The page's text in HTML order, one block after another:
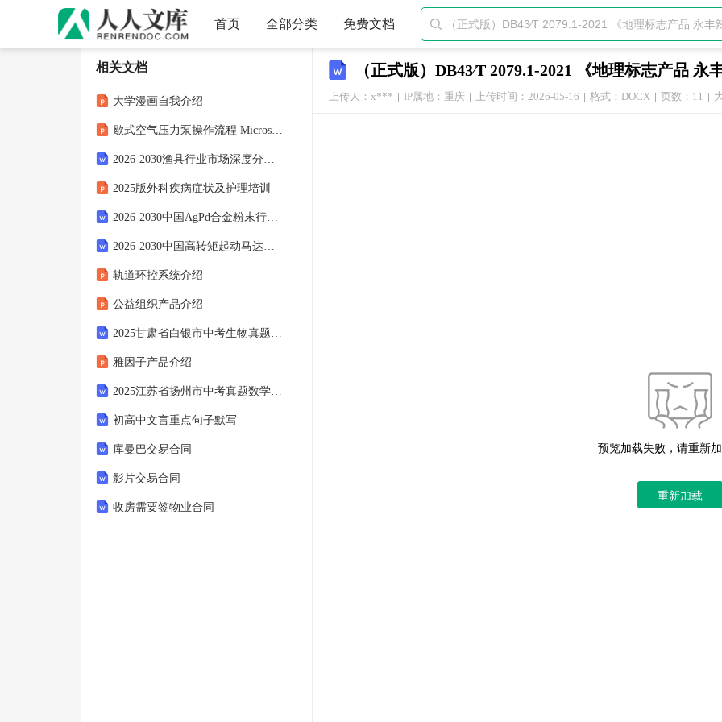
首页 全部分类 免费文档 
（正式版）DB43∕T 2079.1-2021 《地理标志产品
上传人：x*** IP属地：重庆 上传时间：2026-05-16 格式：DOCX 页数：11
预览加载失败，请重新
重新加载
相关文档
大学漫画自我介绍
歇式空气压力泵操作流程 Microsoft PowerPoint 演示
2026-2030渔具行业市场深度分析及竞争格局与投资价值研究报告
2025版外科疾病症状及护理培训
2026-2030中国AgPd合金粉末行业发展现状调查及前景需求预测研究报告
2026-2030中国高转矩起动马达行业市场发展趋势与前景展望战略分析研究报告
轨道环控系统介绍
公益组织产品介绍
2025甘肃省白银市中考生物真题(原卷版)
雅因子产品介绍
2025江苏省扬州市中考真题数学试卷(解析版)
初高中文言重点句子默写
库曼巴交易合同
影片交易合同
收房需要签物业合同